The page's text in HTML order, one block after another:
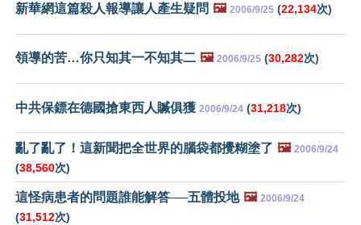
新華網這篇殺人報導讓人產生疑問 🖼️ 2006/9/25 (22,134次)
領導的苦…你只知其一不知其二 🖼️ 2006/9/25 (30,282次)
中共保鏢在德國搶東西人贓俱獲 2006/9/24 (31,218次)
亂了亂了！這新聞把全世界的腦袋都攪糊塗了 🖼️ 2006/9/24
(38,560次)
這怪病患者的問題誰能解答──五體投地 🖼️ 2006/9/24
(31,512次)